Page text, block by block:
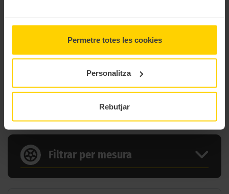
Permetre totes les cookies
Personalitza
Rebutjar
Flat Track Street
Gama
Supermotard
Rain D Track
2 MIDES DEL PNEUMÀTIC
MITAS FLAT TRACK STREET
Filtrar per mesura